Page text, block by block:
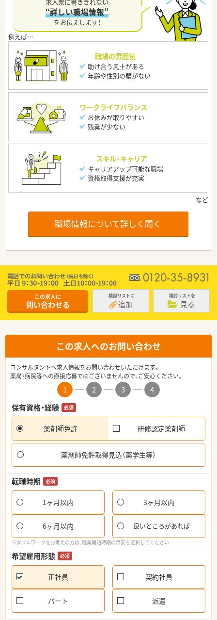
“詳しい職場情報”
をお伝えします！
職場の雰囲気
助け合う風土がある
年齢や性別の壁がない
ワークライフバランス
お休みが取りやすい
残業が少ない
スキル・キャリア
キャリアアップ可能な職場
資格取得支援が充実
職場情報について詳しく聞く
この求人に
問い合わせる
検討リストに
追加
検討リストを
見る
この求人へのお問い合わせ
コンサルタントへ求人情報をお問い合わせいただけます。
薬局・病院等への直接応募ではございませんので、ご安心ください。
1 2 3
4
保有資格・経験
必須
薬剤師免許 研修認定薬剤師
薬剤師免許取得見込（薬学生等）
転職時期 必須
1ヶ月以内 3ヶ月以内
6ヶ月以内 良いところがあれば
※ダブルワークをお考えの方は、就業開始時期の目安を選択してください
希望雇用形態 必須
正社員 契約社員
パート 派遣